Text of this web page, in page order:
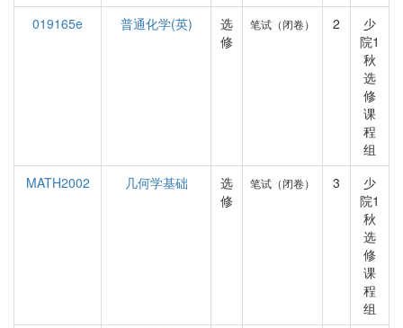
019165e
普通化学(英)
选
修
笔试（闭卷） 2
少
院1
秋
选
修
课
程
组
MATH2002
几何学基础
选
修
笔试（闭卷） 3
少
院1
秋
选
修
课
程
组